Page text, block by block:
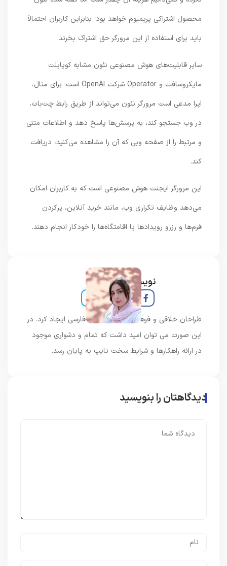
محصول اشتراکی پریمیوم خواهد بود؛ بنابراین کاربران احتمالاً
باید برای استفاده از این مرورگر حق اشتراک بخرند.
سایر قابلیت‌های هوش مصنوعی نئون مشابه کوپایلت
مایکروسافت و Operator شرکت OpenAI است؛ برای مثال،
اپرا مدعی است مرورگر نئون می‌تواند از طریق رابط چت‌بات،
در وب جستجو کند، به پرسش‌ها پاسخ دهد و اطلاعات متنی
و مرتبط را از صفحه وبی که آن را مشاهده می‌کنید، دریافت
این مرورگر ایجنت هوش مصنوعی است که به کاربران امکان
می‌دهد وظایف تکراری وب، مانند خرید آنلاین، پرکردن
فرم‌ها و رزرو رویدادها یا اقامتگاه‌ها را خودکار انجام دهند.
نویسنده و خبرنگار
طراحان خلاقی و فرهنگ پیشرو در زبان فارسی ایجاد کرد. در
این صورت می توان امید داشت که تمام و دشواری موجود
در ارائه راهکارها و شرایط سخت تایپ به پایان رسد.
دیدگاهتان را بنویسید